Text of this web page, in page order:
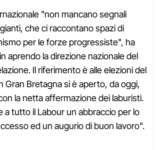
"non mancano segnali
che ci raccontano spazi di
per le forze progressiste", ha
aprendo la direzione nazionale del
Il riferimento è alle elezioni del
Gran Bretagna si è aperto, da oggi,
la netta affermazione dei laburisti.
a tutto il Labour un abbraccio per lo
ed un augurio di buon lavoro".